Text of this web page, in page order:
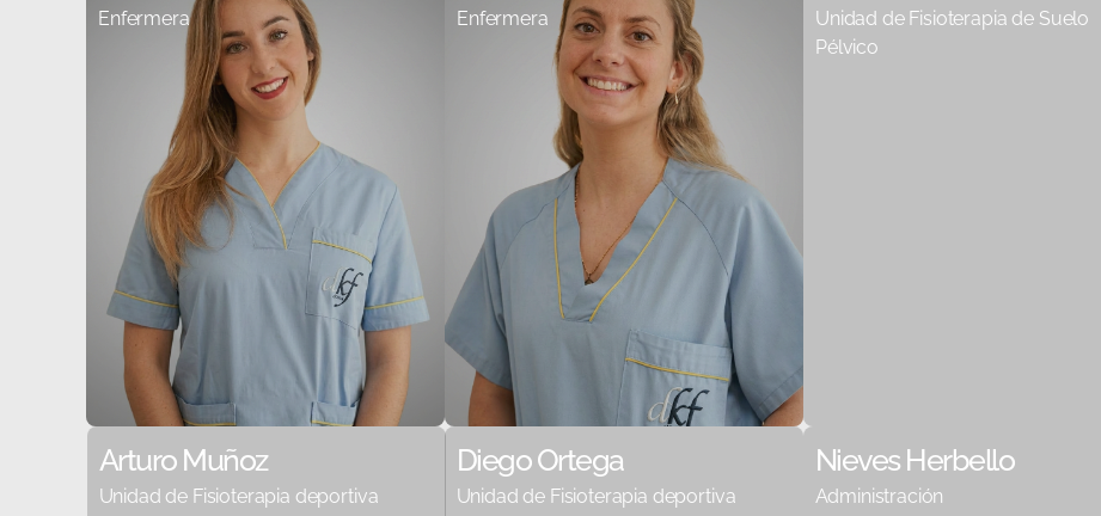
Enfermera Enfermera
Unidad de Fisioterapia de Suelo
Pélvico
Arturo Muñoz
Unidad de Fisioterapia deportiva
Diego Ortega
Unidad de Fisioterapia deportiva
Nieves Herbello
Administración